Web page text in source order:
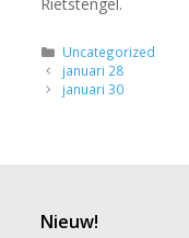
Categorieën
Uncategorized
januari 28
januari 30
Nieuw!